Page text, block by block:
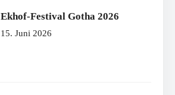
Ekhof-Festival Gotha 2026
15. Juni 2026